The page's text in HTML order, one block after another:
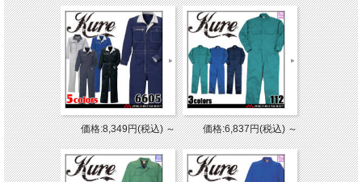
価格:8,349円(税込)～ 価格:6,837円(税込)～